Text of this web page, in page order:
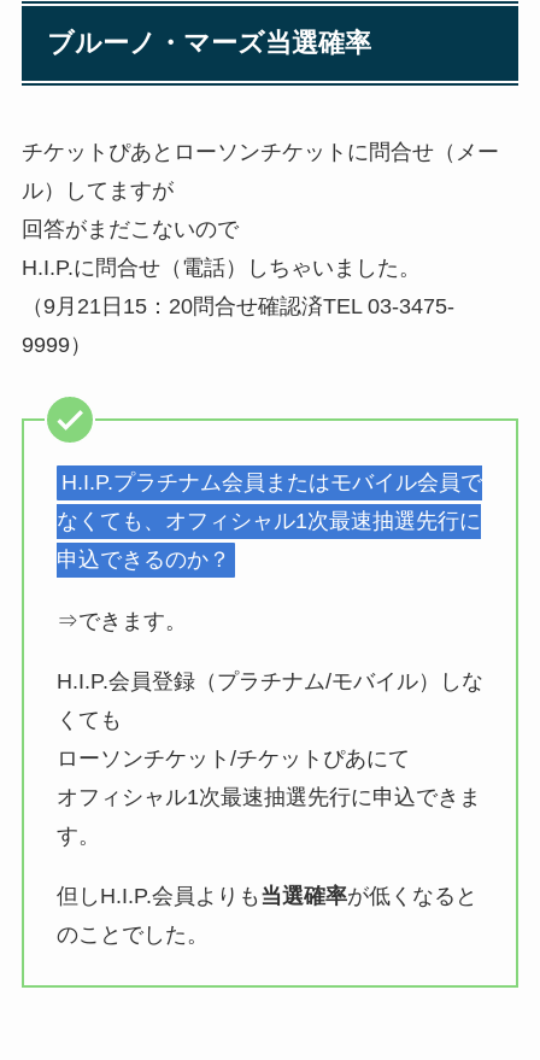
ブルーノ・マーズ当選確率
チケットぴあとローソンチケットに問合せ（メー
ル）してますが
回答がまだこないので
H.I.P.に問合せ（電話）しちゃいました。
（9月21日15：20問合せ確認済TEL 03-3475-
9999）
H.I.P.プラチナム会員またはモバイル会員で
なくても、オフィシャル1次最速抽選先⾏に
申込できるのか？
⇒できます。
H.I.P.会員登録（プラチナム/モバイル）しな
くても
ローソンチケット/チケットぴあにて
オフィシャル1次最速抽選先⾏に申込できま
す。
但しH.I.P.会員よりも 当選確率が低くなると
のことでした。